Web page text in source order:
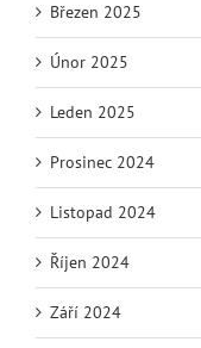
Březen 2025
Únor 2025
Leden 2025
Prosinec 2024
Listopad 2024
Říjen 2024
Září 2024